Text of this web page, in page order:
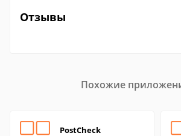
Отзывы
Похожие
PostCheck